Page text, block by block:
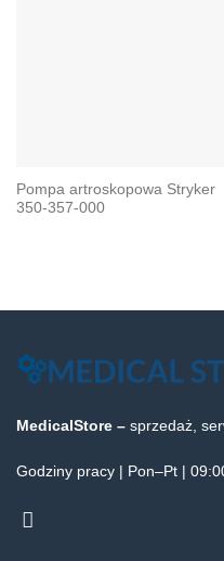
Pompa artroskopowa Stryker
350-357-000
MedicalStore – sprzedaż,
Godziny pracy | Pon–Pt |